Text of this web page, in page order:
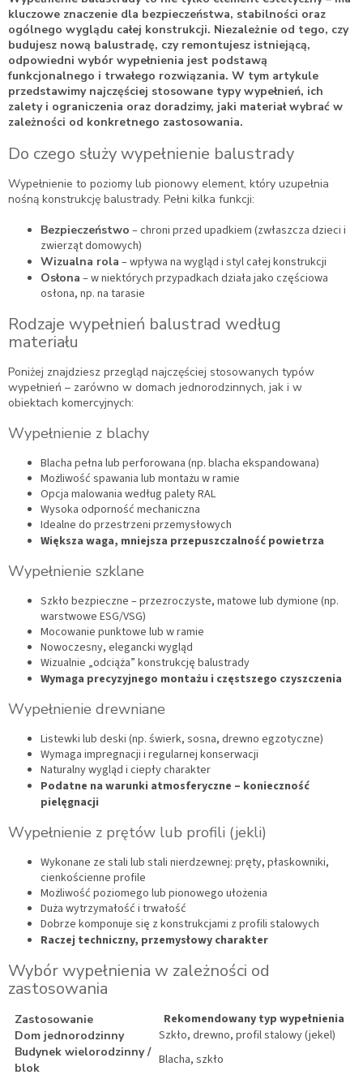
kluczowe znaczenie dla bezpieczeństwa, stabilności oraz
ogólnego wyglądu całej konstrukcji. Niezależnie od tego, czy
budujesz nową balustradę, czy remontujesz istniejącą,
odpowiedni wybór wypełnienia jest podstawą
funkcjonalnego i trwałego rozwiązania. W tym artykule
przedstawimy najczęściej stosowane typy wypełnień, ich
zalety i ograniczenia oraz doradzimy, jaki materiał wybrać w
zależności od konkretnego zastosowania.
Do czego służy wypełnienie balustrady
Wypełnienie to poziomy lub pionowy element, który uzupełnia
nośną konstrukcję balustrady. Pełni kilka funkcji:
Bezpieczeństwo – chroni przed upadkiem (zwłaszcza dzieci i
zwierząt domowych)
Wizualna rola – wpływa na wygląd i styl całej konstrukcji
Osłona – w niektórych przypadkach działa jako częściowa
osłona, np. na tarasie
Rodzaje wypełnień balustrad według
materiału
Poniżej znajdziesz przegląd najczęściej stosowanych typów
wypełnień – zarówno w domach jednorodzinnych, jak i w
obiektach komercyjnych:
Wypełnienie z blachy
Blacha pełna lub perforowana (np. blacha ekspandowana)
Możliwość spawania lub montażu w ramie
Opcja malowania według palety RAL
Wysoka odporność mechaniczna
Idealne do przestrzeni przemysłowych
Większa waga, mniejsza przepuszczalność powietrza
Wypełnienie szklane
Szkło bezpieczne – przezroczyste, matowe lub dymione (np.
warstwowe ESG/VSG)
Mocowanie punktowe lub w ramie
Nowoczesny, elegancki wygląd
Wizualnie „odciąża” konstrukcję balustrady
Wymaga precyzyjnego montażu i częstszego czyszczenia
Wypełnienie drewniane
Listewki lub deski (np. świerk, sosna, drewno egzotyczne)
Wymaga impregnacji i regularnej konserwacji
Naturalny wygląd i ciepły charakter
Podatne na warunki atmosferyczne – konieczność
pielęgnacji
Wypełnienie z prętów lub profili (jekli)
Wykonane ze stali lub stali nierdzewnej: pręty, płaskowniki,
cienkościenne profile
Możliwość poziomego lub pionowego ułożenia
Duża wytrzymałość i trwałość
Dobrze komponuje się z konstrukcjami z profili stalowych
Raczej techniczny, przemysłowy charakter
Wybór wypełnienia w zależności od
zastosowania
Zastosowanie Rekomendowany typ wypełnienia
Dom jednorodzinny Szkło, drewno, profil stalowy (jekel)
Budynek wielorodzinny /
blok
Blacha, szkło